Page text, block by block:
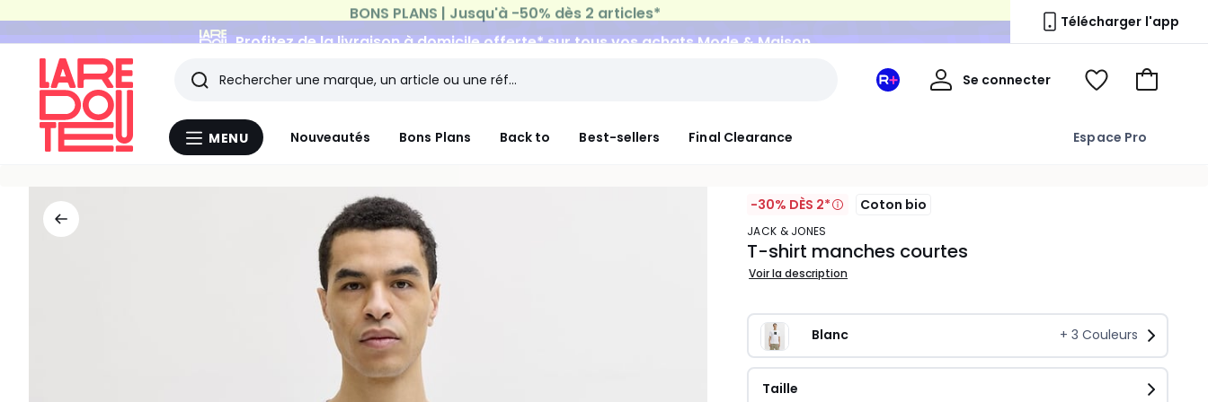
Profitez de la livraison à domicile offerte*sur tous vos achats Mode & Maison Télécharger l'app
Menu
MENU Nouveautés Bons Plans Back to Best-sellers Final Clearance Espace Pro
Rechercher
Les
derniers
consultés
Mon
Se connecter
Mon
Voir
Aller
-30% DÈS 2* Coton bio
JACK & JONES
T-shirt manches courtes
Voir la description
Blanc + 3 Couleurs
Taille